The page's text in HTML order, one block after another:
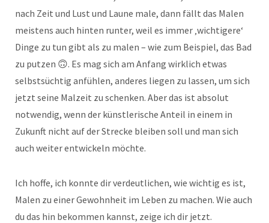
nach Zeit und Lust und Laune male, dann fällt das Malen
meistens auch hinten runter, weil es immer ‚wichtigere‘
Dinge zu tun gibt als zu malen – wie zum Beispiel, das Bad
zu putzen 🙃. Es mag sich am Anfang wirklich etwas
selbstsüchtig anfühlen, anderes liegen zu lassen, um sich
jetzt seine Malzeit zu schenken. Aber das ist absolut
notwendig, wenn der künstlerische Anteil in einem in
Zukunft nicht auf der Strecke bleiben soll und man sich
auch weiter entwickeln möchte.
Ich hoffe, ich konnte dir verdeutlichen, wie wichtig es ist,
Malen zu einer Gewohnheit im Leben zu machen. Wie auch
du das hin bekommen kannst, zeige ich dir jetzt.